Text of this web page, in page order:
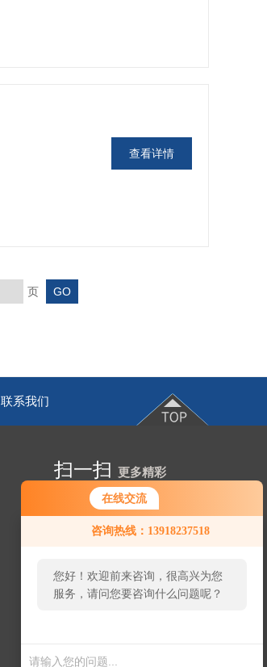
在线交流
咨询热线：13918237518
您好！欢迎前来咨询，很高兴为您
服务，请问您要咨询什么问题呢？
查看详情
页
联系我们
扫一扫 更多精彩